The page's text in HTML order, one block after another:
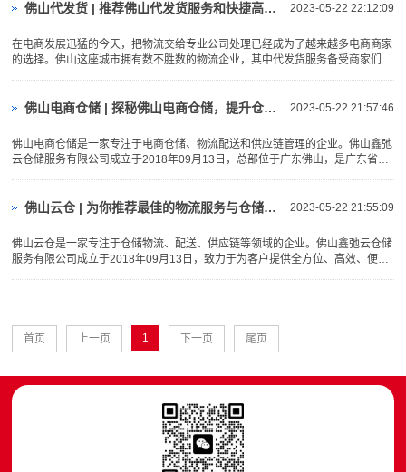
2023-05-22 22:12:09
佛山代发货 | 推荐佛山代发货服务和快捷高效的物流解决方案！
在电商发展迅猛的今天，把物流交给专业公司处理已经成为了越来越多电商商家
的选择。佛山这座城市拥有数不胜数的物流企业，其中代发货服务备受商家们的
2023-05-22 21:57:46
佛山电商仓储 | 探秘佛山电商仓储，提升仓储效率
佛山电商仓储是一家专注于电商仓储、物流配送和供应链管理的企业。佛山鑫弛
云仓储服务有限公司成立于2018年09月13日，总部位于广东佛山，是广东省云
2023-05-22 21:55:09
佛山云仓 | 为你推荐最佳的物流服务与仓储方案！
佛山云仓是一家专注于仓储物流、配送、供应链等领域的企业。佛山鑫弛云仓储
服务有限公司成立于2018年09月13日，致力于为客户提供全方位、高效、便
首页 上一页 1 下一页 尾页